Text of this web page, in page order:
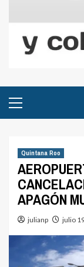
principal
Quintana Roo
APAGÓN
julianp julio